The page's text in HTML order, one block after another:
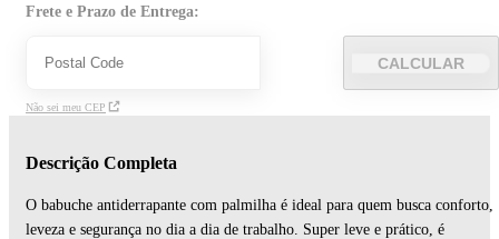
Frete e Prazo de Entrega:
CALCULAR
Não sei meu CEP
Descrição Completa
O babuche antiderrapante com palmilha é ideal para quem busca conforto,
leveza e segurança no dia a dia de trabalho. Super leve e prático, é